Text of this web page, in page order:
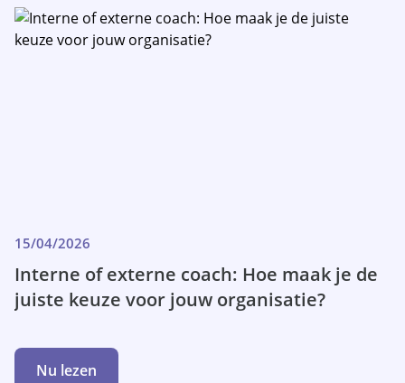
15/04/2026
Interne of externe coach: Hoe maak je de
juiste keuze voor jouw organisatie?
Nu lezen